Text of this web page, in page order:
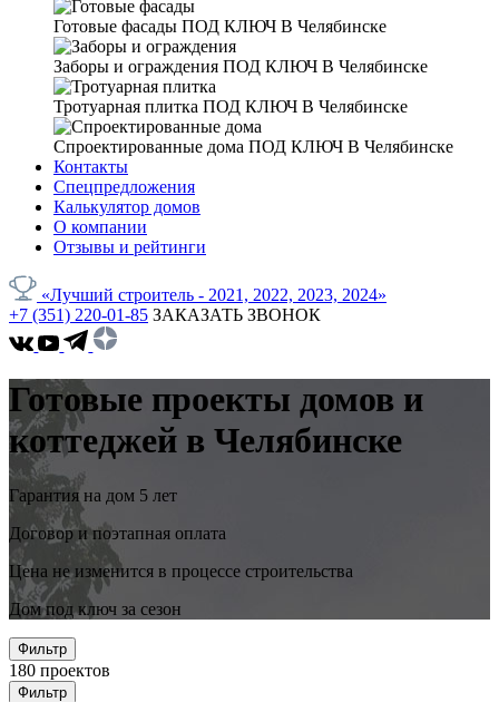
Готовые фасады ПОД КЛЮЧ В Челябинске
Заборы и ограждения ПОД КЛЮЧ В Челябинске
Тротуарная плитка ПОД КЛЮЧ В Челябинске
Спроектированные дома ПОД КЛЮЧ В Челябинске
Контакты
Спецпредложения
Калькулятор домов
О компании
Отзывы и рейтинги
«Лучший строитель - 2021, 2022, 2023, 2024»
+7 (351) 220-01-85 ЗАКАЗАТЬ ЗВОНОК
Готовые проекты домов и
коттеджей в Челябинске
Гарантия на дом 5 лет
Договор и поэтапная оплата
Цена не изменится в процессе строительства
Дом под ключ за сезон
Фильтр
180 проектов
Фильтр